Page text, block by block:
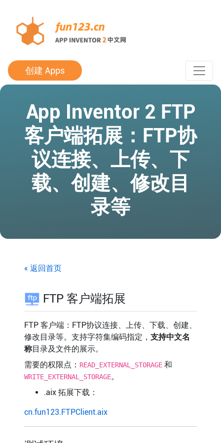
创建 Apps
App Inventor 2 FTP
客户端拓展：FTP协
议连接、上传、下
载、创建、修改目
录等
« 返回首页
FTP 客户端拓展
FTP 客户端：FTP协议连接、上传、下载、创建、
修改目录等。支持字符集编码指定， 支持中文名
称目录及文件的展示。
需要的权限点： READ_EXTERNAL_STORAGE和
WRITE_EXTERNAL_STORAGE。
.aix 拓展下载：
cn.fun123.FTPClient.aix